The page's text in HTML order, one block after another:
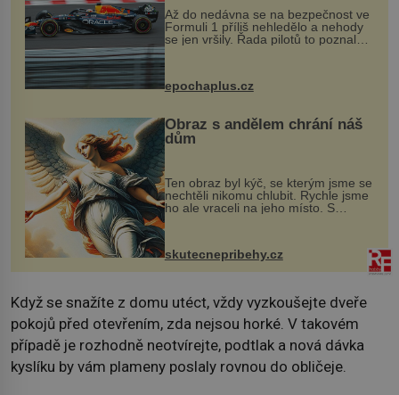
Až do nedávna se na bezpečnost ve
Formuli 1 příliš nehledělo a nehody
se jen vršily. Řada pilotů to poznala
na vlastní kůži, často s trvalými
následky nebo bohužel i ztrátou
života. Dnes nepochopiteln...
epochaplus.cz
Obraz s andělem chrání náš
dům
Ten obraz byl kýč, se kterým jsme se
nechtěli nikomu chlubit. Rychle jsme
ho ale vraceli na jeho místo. S
manželem Vaškem jsme si pořídili
chaloupku, takový domek na severu
Čech, kde jsme si naplánova...
skutecnepribehy.cz
Když se snažíte z domu utéct, vždy vyzkoušejte dveře
pokojů před otevřením, zda nejsou horké. V takovém
případě je rozhodně neotvírejte, podtlak a nová dávka
kyslíku by vám plameny poslaly rovnou do obličeje.